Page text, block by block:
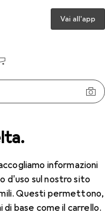
informazioni
d'uso sul nostro sito
Questi permettono,
di base come il carrello.
Vai all'app
in nylon
nylon